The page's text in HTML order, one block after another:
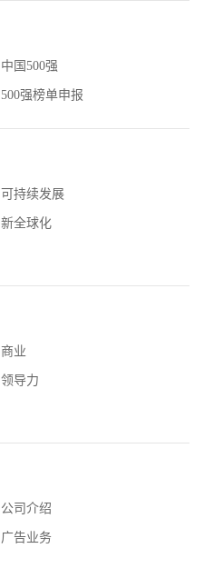
中国500强
500强榜单申报
可持续发展
新全球化
商业
领导力
公司介绍
广告业务